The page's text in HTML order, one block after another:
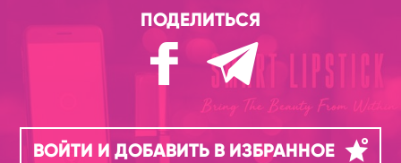
ПОДЕЛИТЬСЯ
ВОЙТИ И ДОБАВИТЬ В ИЗБРАННОЕ